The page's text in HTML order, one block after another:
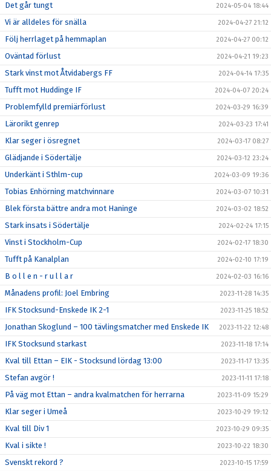
Det går tungt 2024-05-04 18:44
Vi är alldeles för snälla 2024-04-27 21:12
Följ herrlaget på hemmaplan 2024-04-27 00:12
Oväntad förlust 2024-04-21 19:23
Stark vinst mot Åtvidabergs FF 2024-04-14 17:35
Tufft mot Huddinge IF 2024-04-07 20:24
Problemfylld premiärförlust 2024-03-29 16:39
Lärorikt genrep 2024-03-23 17:41
Klar seger i ösregnet 2024-03-17 08:27
Glädjande i Södertälje 2024-03-12 23:24
Underkänt i Sthlm-cup 2024-03-09 19:36
Tobias Enhörning matchvinnare 2024-03-07 10:31
Blek första bättre andra mot Haninge 2024-03-02 18:52
Stark insats i Södertälje 2024-02-24 17:15
Vinst i Stockholm-Cup 2024-02-17 18:30
Tufft på Kanalplan 2024-02-10 17:19
B o l l e n - r u l l a r 2024-02-03 16:16
Månadens profil: Joel Embring 2023-11-28 14:35
IFK Stocksund-Enskede IK 2-1 2023-11-25 18:52
Jonathan Skoglund – 100 tävlingsmatcher med Enskede IK 2023-11-22 12:48
IFK Stocksund starkast 2023-11-18 17:14
Kval till Ettan – EIK - Stocksund lördag 13:00 2023-11-17 13:35
Stefan avgör ! 2023-11-11 17:18
På väg mot Ettan – andra kvalmatchen för herrarna 2023-11-09 15:29
Klar seger i Umeå 2023-10-29 19:12
Kval till Div 1 2023-10-29 09:35
Kval i sikte ! 2023-10-22 18:30
Svenskt rekord ? 2023-10-15 17:59